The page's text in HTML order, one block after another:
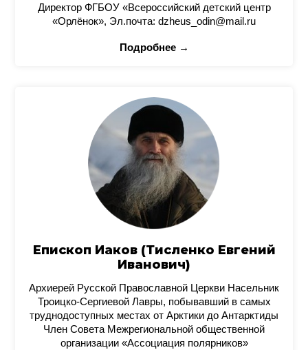
Директор ФГБОУ «Всероссийский детский центр
«Орлёнок», Эл.почта: dzheus_odin@mail.ru
Подробнее →
Епископ Иаков (Тисленко Евгений
Иванович)
Архиерей Русской Православной Церкви Насельник
Троицко-Сергиевой Лавры, побывавший в самых
труднодоступных местах от Арктики до Антарктиды
Член Совета Межрегиональной общественной
организации «Ассоциация полярников»